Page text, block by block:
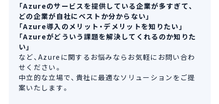
「Azureのサービスを提供している企業が多すぎて、
どの企業が自社にベストか分からない」
「Azure導入のメリット・デメリットを知りたい」
「Azureがどういう課題を解決してくれるのか知りた
い」
など、Azureに関するお悩みならお気軽にお問い合わ
せください。
中立的な立場で、貴社に最適なソリューションをご提
案いたします。